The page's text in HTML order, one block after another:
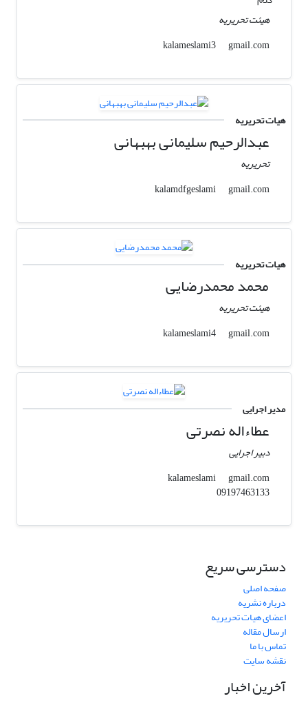
هیئت تحریریه
kalameslami3
gmail.com
هیات تحریریه
عبدالرحیم سلیمانی بهبهانی
تحریریه
kalamdfgeslami
gmail.com
هیات تحریریه
محمد محمدرضایی
هیئت تحریریه
kalameslami4
gmail.com
مدیر اجرایی
عطاءاله نصرتی
دبیر اجرایی
kalameslami
gmail.com
09197463133
دسترسی سریع
صفحه اصلی
درباره نشریه
اعضای هیات تحریریه
ارسال مقاله
تماس با ما
نقشه سایت
آخرین اخبار